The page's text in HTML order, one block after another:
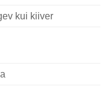
kui kiiver